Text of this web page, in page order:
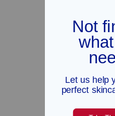
Sulla base di